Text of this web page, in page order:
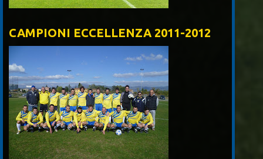
CAMPIONI ECCELLENZA 2011-2012